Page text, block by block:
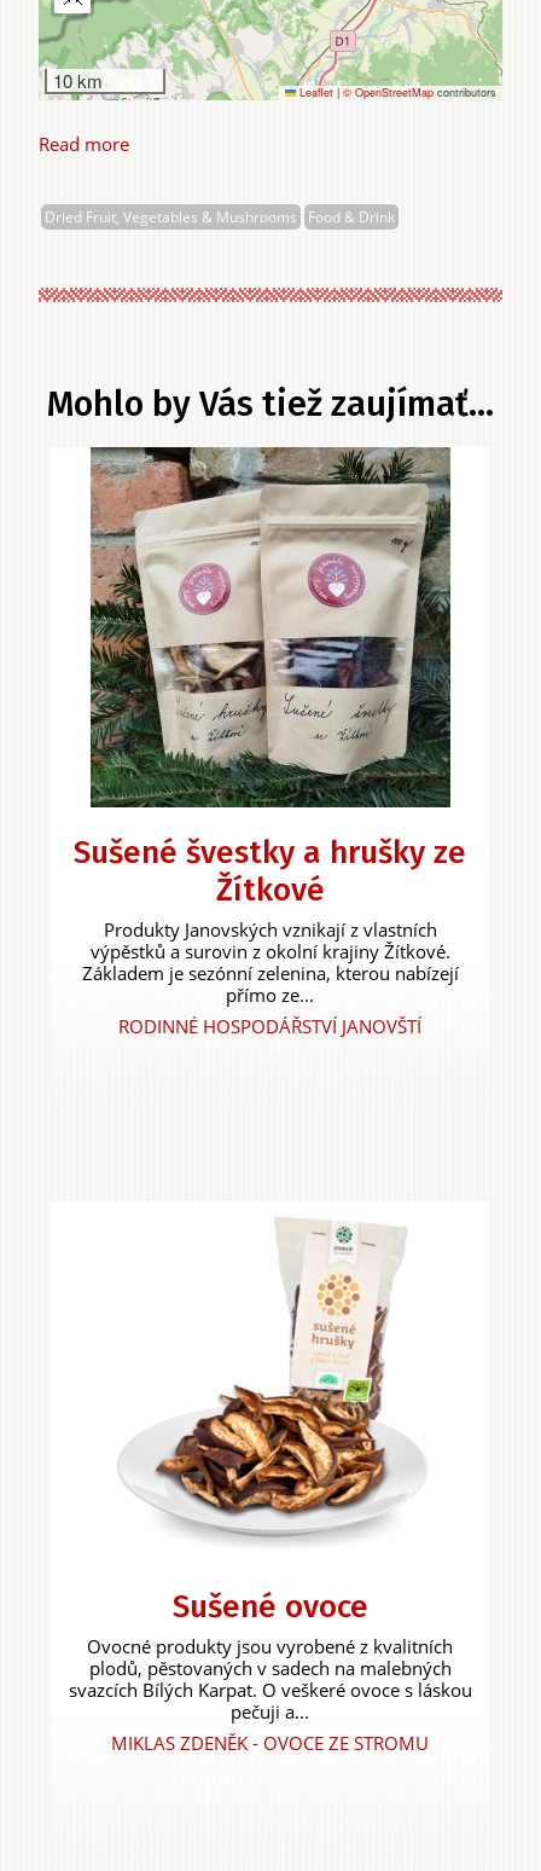
10 km Leaflet | © OpenStreetMap contributors
Read more
s.r.o.
Dried Fruit, Vegetables & Mushrooms Food & Drink
Mohlo by Vás tiež zaujímať...
Sušené švestky a hrušky ze
Žítkové
Produkty Janovských vznikají z vlastních
výpěstků a surovin z okolní krajiny Žítkové.
Základem je sezónní zelenina, kterou nabízejí
přímo ze...
RODINNÉ HOSPODÁŘSTVÍ JANOVŠTÍ
Sušené ovoce
Ovocné produkty jsou vyrobené z kvalitních
plodů, pěstovaných v sadech na malebných
svazcích Bílých Karpat. O veškeré ovoce s láskou
pečuji a...
MIKLAS ZDENĚK - OVOCE ZE STROMU